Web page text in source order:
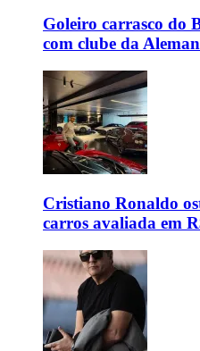
Goleiro carrasco do
com clube da
Cristiano Ronaldo
carros avaliada em